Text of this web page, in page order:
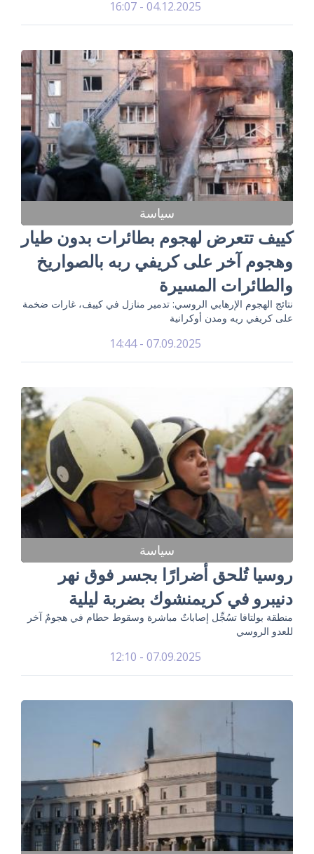
04.12.2025 - 16:07
سياسة
كييف تتعرض لهجوم بطائرات بدون طيار
وهجوم آخر على كريفي ربه بالصواريخ
والطائرات المسيرة
نتائج الهجوم الإرهابي الروسي: تدمير منازل في كييف، غارات ضخمة
على كريفي ريه ومدن أوكرانية
07.09.2025 - 14:44
سياسة
روسيا تُلحق أضرارًا بجسر فوق نهر
دنيبرو في كريمنشوك بضربة ليلية
منطقة بولتافا تسُجِّل إصاباتٌ مباشرة وسقوط حطام في هجومٌ آخر
للعدو الروسي
07.09.2025 - 12:10